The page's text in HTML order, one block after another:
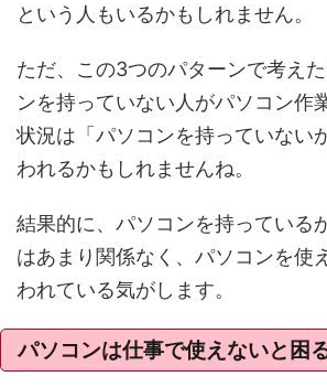
という人もいるかもしれません。
ただ、この3つのパターンで考え
ンを持っていない人がパソコン作
状況は「パソコンを持っていない
われるかもしれませんね。
結果的に、パソコンを持っている
はあまり関係なく、パソコンを使
われている気がします。
パソコンは仕事で使えないと困